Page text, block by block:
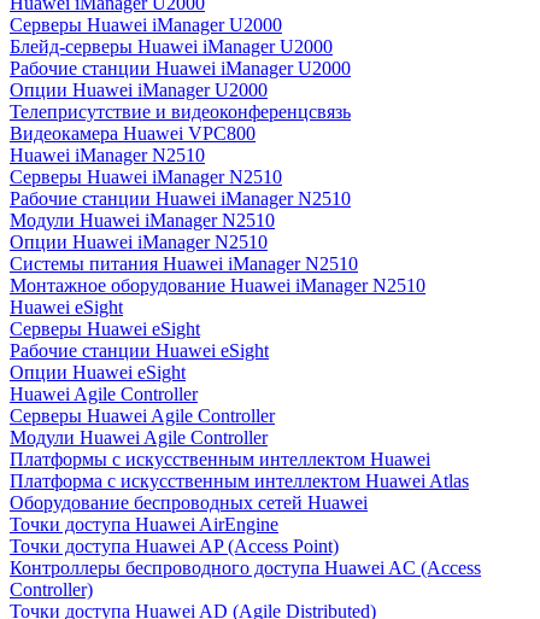
Серверы Huawei iManager U2000
Блейд-серверы Huawei iManager U2000
Рабочие станции Huawei iManager U2000
Опции Huawei iManager U2000
Телеприсутствие и видеоконференцсвязь
Видеокамера Huawei VPC800
Huawei iManager N2510
Серверы Huawei iManager N2510
Рабочие станции Huawei iManager N2510
Модули Huawei iManager N2510
Опции Huawei iManager N2510
Системы питания Huawei iManager N2510
Монтажное оборудование Huawei iManager N2510
Huawei eSight
Серверы Huawei eSight
Рабочие станции Huawei eSight
Опции Huawei eSight
Huawei Agile Controller
Серверы Huawei Agile Controller
Модули Huawei Agile Controller
Платформы с искусственным интеллектом Huawei
Платформа с искусственным интеллектом Huawei Atlas
Оборудование беспроводных сетей Huawei
Точки доступа Huawei AirEngine
Точки доступа Huawei AP (Access Point)
Контроллеры беспроводного доступа Huawei AC (Access
Controller)
Точки доступа Huawei AD (Agile Distributed)